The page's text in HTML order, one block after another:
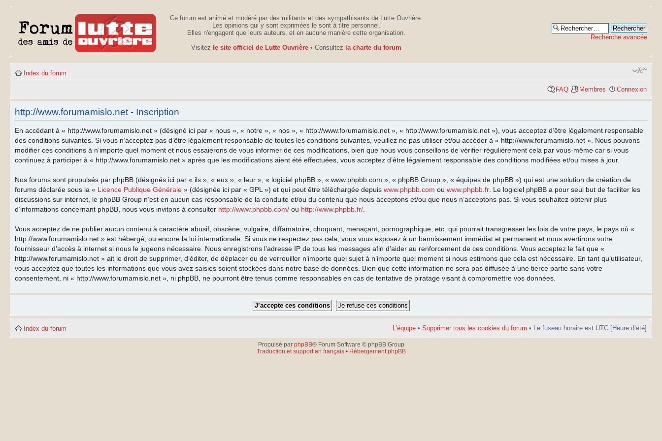
Ce forum est animé et modéré par des militants et des sympathisants de Lutte Ouvrière.
Les opinions qui y sont exprimées le sont à titre personnel.
Elles n'engagent que leurs auteurs, et en aucune manière cette organisation.
Visitez le site officiel de Lutte Ouvrière • Consultez la charte du forum
Recherche avancée
Index du forum
FAQ Membres Connexion
http://www.forumamislo.net - Inscription
En accédant à « http://www.forumamislo.net » (désigné ici par « nous », « notre », « nos », « http://www.forumamislo.net », « http://www.forumamislo.net »), vous acceptez d’être légalement responsable
des conditions suivantes. Si vous n’acceptez pas d’être légalement responsable de toutes les conditions suivantes, veuillez ne pas utiliser et/ou accéder à « http://www.forumamislo.net ». Nous pouvons
modifier ces conditions à n’importe quel moment et nous essaierons de vous informer de ces modifications, bien que nous vous conseillons de vérifier régulièrement cela par vous-même car si vous
continuez à participer à « http://www.forumamislo.net » après que les modifications aient été effectuées, vous acceptez d’être légalement responsable des conditions modifiées et/ou mises à jour.
Nos forums sont propulsés par phpBB (désignés ici par « ils », « eux », « leur », « logiciel phpBB », « www.phpbb.com », « phpBB Group », « équipes de phpBB ») qui est une solution de création de
forums déclarée sous la « Licence Publique Générale » (désignée ici par « GPL ») et qui peut être téléchargée depuis www.phpbb.com ou www.phpbb.fr . Le logiciel phpBB a pour seul but de faciliter les
discussions sur internet, le phpBB Group n’est en aucun cas responsable de la conduite et/ou du contenu que nous acceptons et/ou que nous n’acceptons pas. Si vous souhaitez obtenir plus
d’informations concernant phpBB, nous vous invitons à consulter http://www.phpbb.com/ ou http://www.phpbb.fr/
Vous acceptez de ne publier aucun contenu à caractère abusif, obscène, vulgaire, diffamatoire, choquant, menaçant, pornographique, etc. qui pourrait transgresser les lois de votre pays, le pays où «
http://www.forumamislo.net » est hébergé, ou encore la loi internationale. Si vous ne respectez pas cela, vous vous exposez à un bannissement immédiat et permanent et nous avertirons votre
fournisseur d’accès à internet si nous le jugeons nécessaire. Nous enregistrons l’adresse IP de tous les messages afin d’aider au renforcement de ces conditions. Vous acceptez le fait que «
http://www.forumamislo.net » ait le droit de supprimer, d’éditer, de déplacer ou de verrouiller n’importe quel sujet à n’importe quel moment si nous estimons que cela est nécessaire. En tant qu’utilisateur,
vous acceptez que toutes les informations que vous avez saisies soient stockées dans notre base de données. Bien que cette information ne sera pas diffusée à une tierce partie sans votre
consentement, ni « http://www.forumamislo.net », ni phpBB, ne pourront être tenus comme responsables en cas de tentative de piratage visant à compromettre vos données.
Index du forum L’équipe • Supprimer tous les cookies du forum • Le fuseau horaire est UTC [Heure d’été]
Propulsé par phpBB® Forum Software © phpBB Group
Traduction et support en français• Hébergement phpBB